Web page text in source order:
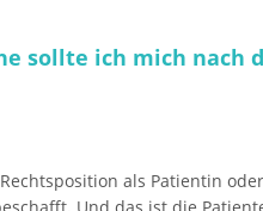
sollte ich mich nach
als Patientin